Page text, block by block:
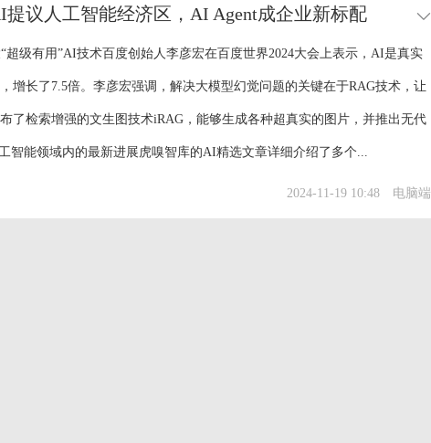
议人工智能经济区，AI Agent成企业新标配
级有用”AI技术百度创始人李彦宏在百度世界2024大会上表示，AI是真实
增长了7.5倍。李彦宏强调，解决大模型幻觉问题的关键在于RAG技术，让
了检索增强的文生图技术iRAG，能够生成各种超真实的图片，并推出无代
智能领域内的最新进展虎嗅智库的AI精选文章详细介绍了多个...
2024-11-19 10:48 电脑端